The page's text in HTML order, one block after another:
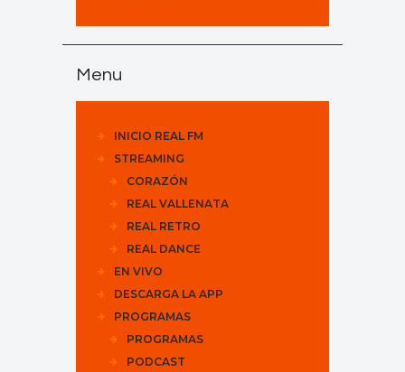
Menu
INICIO REAL FM
STREAMING
CORAZÓN
REAL VALLENATA
REAL RETRO
REAL DANCE
EN VIVO
DESCARGA LA APP
PROGRAMAS
PROGRAMAS
PODCAST